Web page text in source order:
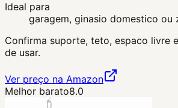
Ideal para
garagem, ginasio domestico ou
Confirma suporte, teto, espaco livre
de usar.
Ver preço na Amazon
Melhor barato8.0